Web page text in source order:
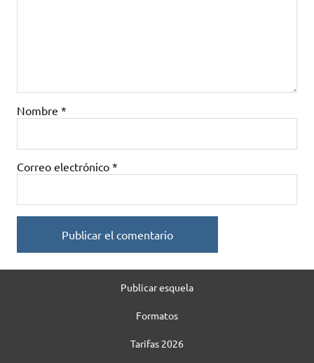
Nombre *
Correo electrónico *
Publicar esquela
Formatos
Tarifas 2026